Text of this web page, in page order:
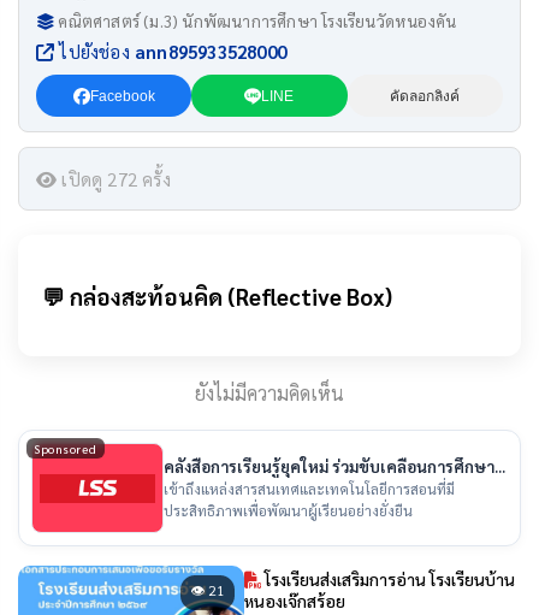
คณิตศาสตร์ (ม.3) นักพัฒนาการศึกษา โรงเรียนวัดหนองคัน
ไปยังช่อง ann895933528000
Facebook LINE คัดลอกลิงค์
เปิดดู 272 ครั้ง
💬 กล่องสะท้อนคิด (Reflective Box)
ยังไม่มีความคิดเห็น
Sponsored
คลังสื่อการเรียนรู้ยุคใหม่ ร่วมขับเคลื่อนการศึกษา
ไทย
เข้าถึงแหล่งสารสนเทศและเทคโนโลยีการสอนที่มี
ประสิทธิภาพเพื่อพัฒนาผู้เรียนอย่างยั่งยืน
👁 21
โรงเรียนส่งเสริมการอ่าน โรงเรียนบ้าน
หนองเจ๊กสร้อย